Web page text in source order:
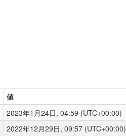
値
2023年1月24日, 04:59 (UTC+00:00)
2022年12月29日, 09:57 (UTC+00:00)